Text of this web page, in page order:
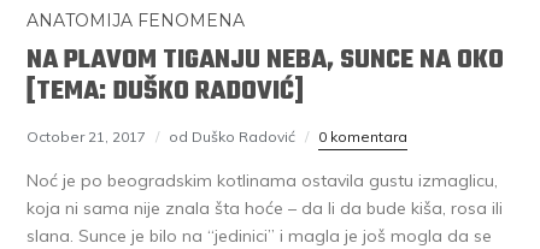
ANATOMIJA FENOMENA
NA PLAVOM TIGANJU NEBA, SUNCE NA OKO
[TEMA: DUŠKO RADOVIĆ]
October 21, 2017 od Duško Radović 0 komentara
Noć je po beogradskim kotlinama ostavila gustu izmaglicu,
koja ni sama nije znala šta hoće – da li da bude kiša, rosa ili
slana. Sunce je bilo na “jedinici” i magla je još mogla da se